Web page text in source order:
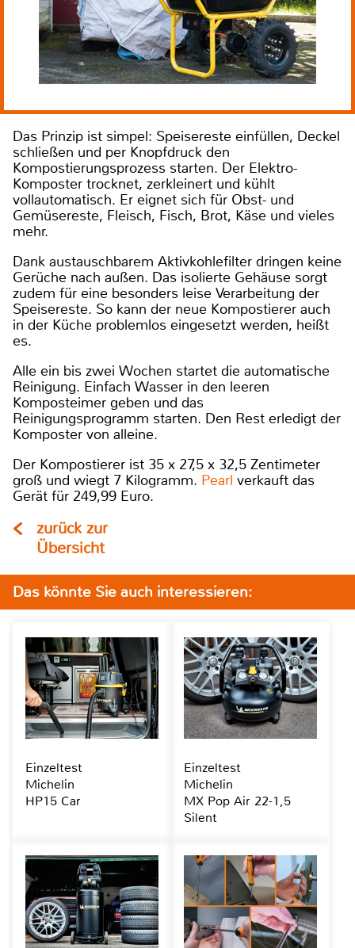
Das Prinzip ist simpel: Speisereste einfüllen, Deckel
schließen und per Knopfdruck den
Kompostierungsprozess starten. Der Elektro-
Komposter trocknet, zerkleinert und kühlt
vollautomatisch. Er eignet sich für Obst- und
Gemüsereste, Fleisch, Fisch, Brot, Käse und vieles
mehr.
Dank austauschbarem Aktivkohlefilter dringen keine
Gerüche nach außen. Das isolierte Gehäuse sorgt
zudem für eine besonders leise Verarbeitung der
Speisereste. So kann der neue Kompostierer auch
in der Küche problemlos eingesetzt werden, heißt
es.
Alle ein bis zwei Wochen startet die automatische
Reinigung. Einfach Wasser in den leeren
Komposteimer geben und das
Reinigungsprogramm starten. Den Rest erledigt der
Komposter von alleine.
Der Kompostierer ist 35 x 27,5 x 32,5 Zentimeter
groß und wiegt 7 Kilogramm. Pearl verkauft das
Gerät für 249,99 Euro.
zurück zur
Übersicht
Das könnte Sie auch interessieren:
Einzeltest
Michelin
HP15 Car
Einzeltest
Michelin
MX Pop Air 22-1,5
Silent